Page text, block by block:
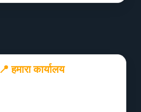
📍 हमारा कार्यालय